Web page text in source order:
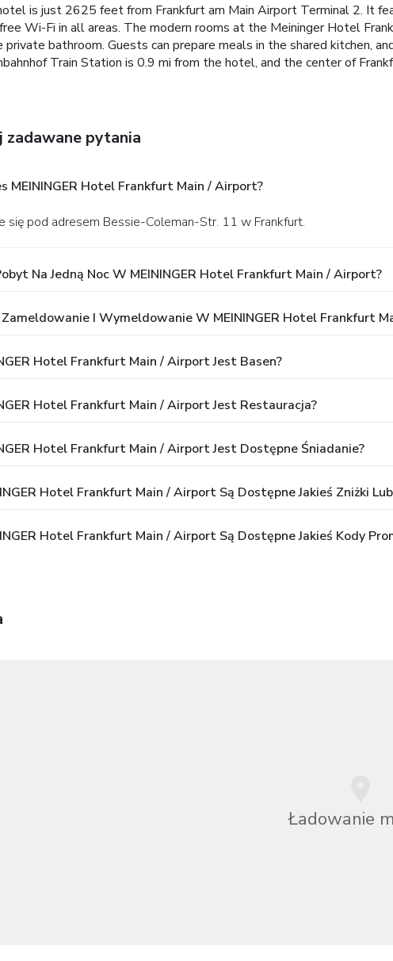
is just 2625 feet from Frankfurt am Main Airport Terminal 2. It
Wi-Fi in all areas. The modern rooms at the Meininger Hotel
private bathroom. Guests can prepare meals in the shared kitchen,
Train Station is 0.9 mi from the hotel, and the center of
zadawane pytania
MEININGER Hotel Frankfurt Main / Airport?
się pod adresem Bessie-Coleman-Str. 11 w Frankfurt.
Na Jedną Noc W MEININGER Hotel Frankfurt Main / Airport?
I Wymeldowanie W MEININGER Hotel Frankfurt
Hotel Frankfurt Main / Airport Jest Basen?
Hotel Frankfurt Main / Airport Jest Restauracja?
Hotel Frankfurt Main / Airport Jest Dostępne Śniadanie?
Hotel Frankfurt Main / Airport Są Dostępne Jakieś Zniżki
Hotel Frankfurt Main / Airport Są Dostępne Jakieś Kody
Ładowanie